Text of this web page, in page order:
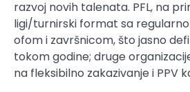
razvoj novih talenata. PFL, na
ligi/turnirski format sa
ofom i završnicom, što jasno
tokom godine; druge
na fleksibilno zakazivanje i PPV